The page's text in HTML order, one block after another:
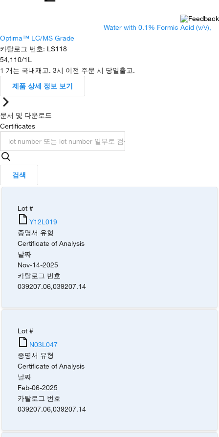
Water with 0.1% Formic Acid (v/v),
Optima™ LC/MS Grade
카탈로그 번호: LS118
54,110/1L
1 개는 국내재고. 3시 이전 주문 시 당일출고.
제품 상세 정보 보기
문서 및 다운로드
Certificates
검색
Lot #
Y12L019
증명서 유형
Certificate of Analysis
날짜
Nov-14-2025
카탈로그 번호
039207.06,039207.14
Lot #
N03L047
증명서 유형
Certificate of Analysis
날짜
Feb-06-2025
카탈로그 번호
039207.06,039207.14